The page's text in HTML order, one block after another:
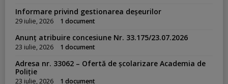
Informare privind gestionarea deșeurilor
29 iulie, 2026 1 document
Anunț atribuire concesiune Nr. 33.175/23.07.2026
23 iulie, 2026 1 document
Adresa nr. 33062 – Ofertă de școlarizare Academia de
Poliție
23 iulie, 2026 1 document